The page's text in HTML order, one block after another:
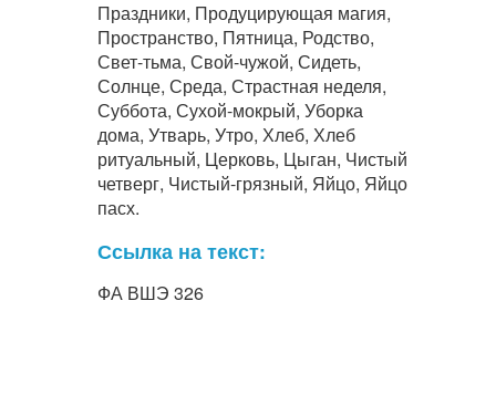
Праздники, Продуцирующая магия,
Пространство, Пятница, Родство,
Свет-тьма, Свой-чужой, Сидеть,
Солнце, Среда, Страстная неделя,
Суббота, Сухой-мокрый, Уборка
дома, Утварь, Утро, Хлеб, Хлеб
ритуальный, Церковь, Цыган, Чистый
четверг, Чистый-грязный, Яйцо, Яйцо
пасх.
Ссылка на текст:
ФА ВШЭ 326